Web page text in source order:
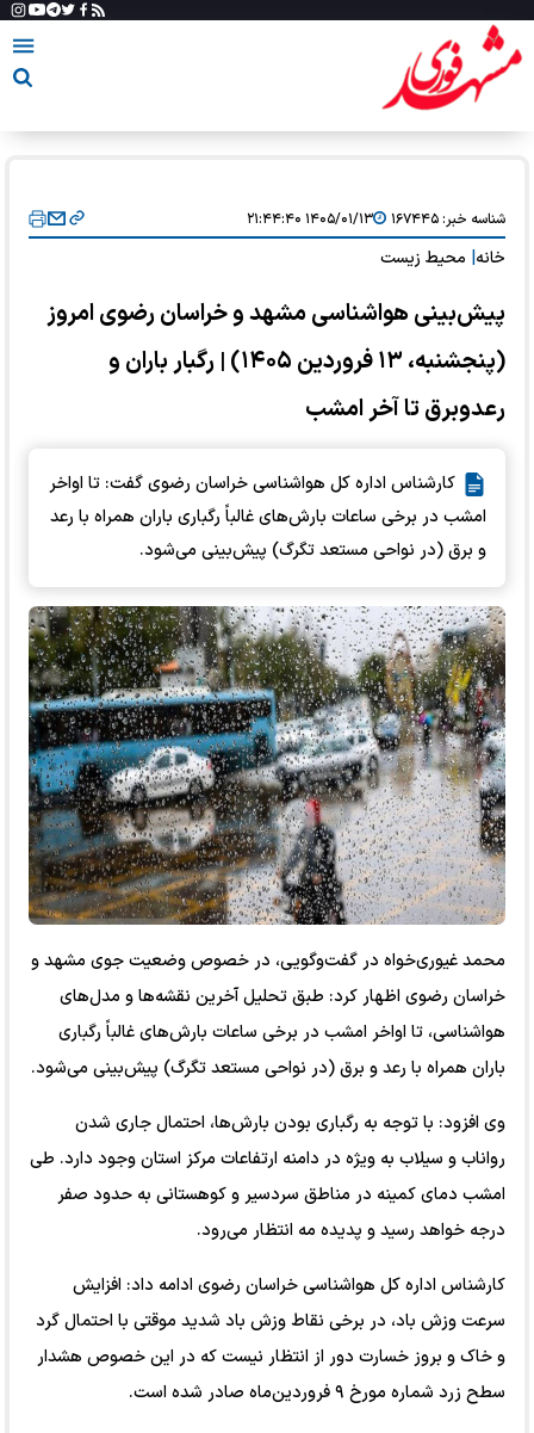
شناسه خبر:۱۶۷۴۴۵ ۱۴۰۵/۰۱/۱۳ ۲۱:۴۴:۴۰
خانه محیط زیست
پیش‌بینی هواشناسی مشهد و خراسان رضوی امروز
(پنجشنبه، ۱۳ فروردین ۱۴۰۵) | رگبار باران و
رعدوبرق تا آخر امشب
کارشناس اداره کل هواشناسی خراسان رضوی گفت: تا اواخر
امشب در برخی ساعات بارش‌های غالباً رگباری باران همراه با رعد
و برق (در نواحی مستعد تگرگ) پیش‌بینی می‌شود.
محمد غیوری‌خواه در گفت‌و‌گویی، در خصوص وضعیت جوی مشهد و
خراسان رضوی اظهار کرد: طبق تحلیل آخرین نقشه‌ها و مدل‌های
هواشناسی، تا اواخر امشب در برخی ساعات بارش‌های غالباً رگباری
باران همراه با رعد و برق (در نواحی مستعد تگرگ) پیش‌بینی می‌شود.
وی افزود: با توجه به رگباری بودن بارش‌ها، احتمال جاری شدن
رواناب و سیلاب به ویژه در دامنه ارتفاعات مرکز استان وجود دارد. طی
امشب دمای کمینه در مناطق سردسیر و کوهستانی به حدود صفر
درجه خواهد رسید و پدیده مه انتظار می‌رود.
کارشناس اداره کل هواشناسی خراسان رضوی ادامه داد: افزایش
سرعت وزش باد، در برخی نقاط وزش باد شدید موقتی با احتمال گرد
و خاک و بروز خسارت دور از انتظار نیست که در این خصوص هشدار
سطح زرد شماره مورخ ۹ فروردین‌ماه صادر شده است.